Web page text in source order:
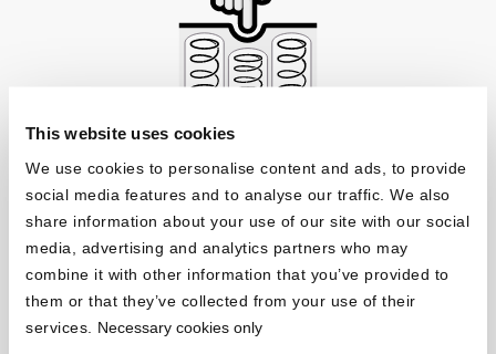
This website uses cookies
We use cookies to personalise content and ads, to provide
social media features and to analyse our traffic. We also
share information about your use of our site with our social
media, advertising and analytics partners who may
combine it with other information that you’ve provided to
them or that they’ve collected from your use of their
services. Necessary cookies only
Federzahl für Punktelastizität
Achte beim Kauf einer Federkernmatratze möglichst auf
(Tonnen-)Taschenfedern sowie auf eine möglichst hohe
Federzahl für eine gute Punktelastizität. Eine gute
Taschenfederkernmatratze sollte nicht weniger als 250